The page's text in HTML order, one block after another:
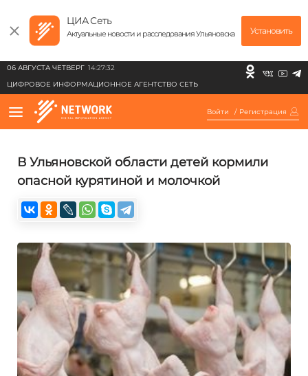
ЦИА Сеть
Актуальные новости и расследования Ульяновска Установить
06 АВГУСТА ЧЕТВЕРГ 14:27:32
ЦИФРОВОЕ ИНФОРМАЦИОННОЕ АГЕНТСТВО СЕТЬ
Войти / Регистрация
В Ульяновской области детей кормили
опасной курятиной и молочкой